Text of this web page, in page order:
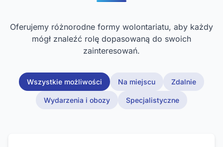
Oferujemy różnorodne formy wolontariatu, aby każdy
mógł znaleźć rolę dopasowaną do swoich
zainteresowań.
Wszystkie możliwości Na miejscu Zdalnie
Wydarzenia i obozy Specjalistyczne